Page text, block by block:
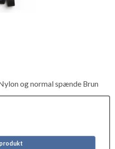
og normal spænde Brun